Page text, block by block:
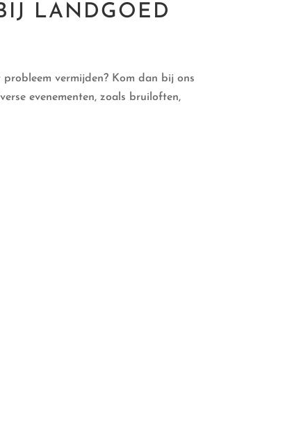
LANDGOED
vermijden? Kom dan bij ons
evenementen, zoals bruiloften,